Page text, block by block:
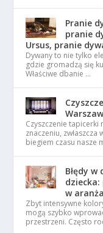
Pranie
pranie
Ursus, pranie
Dywany to nie tylko
gdzie gromadzą się
Właściwe dbanie …
Czyszczenie
znaczeniu,
biegiem czasu nasze
Błędy
w
Zbyt intensywne
mogą szybko
przestrzeni. Często